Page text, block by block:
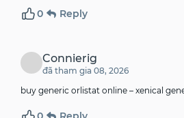
0 Reply
Connierig
đã tham gia 08, 2026
buy generic orlistat online – xenical